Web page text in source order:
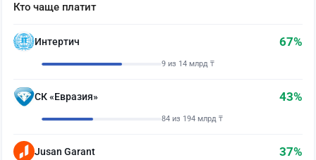
Кто чаще платит
Интертич 67%
9 из 14 млрд ₸
СК «Евразия» 43%
84 из 194 млрд ₸
Jusan Garant 37%